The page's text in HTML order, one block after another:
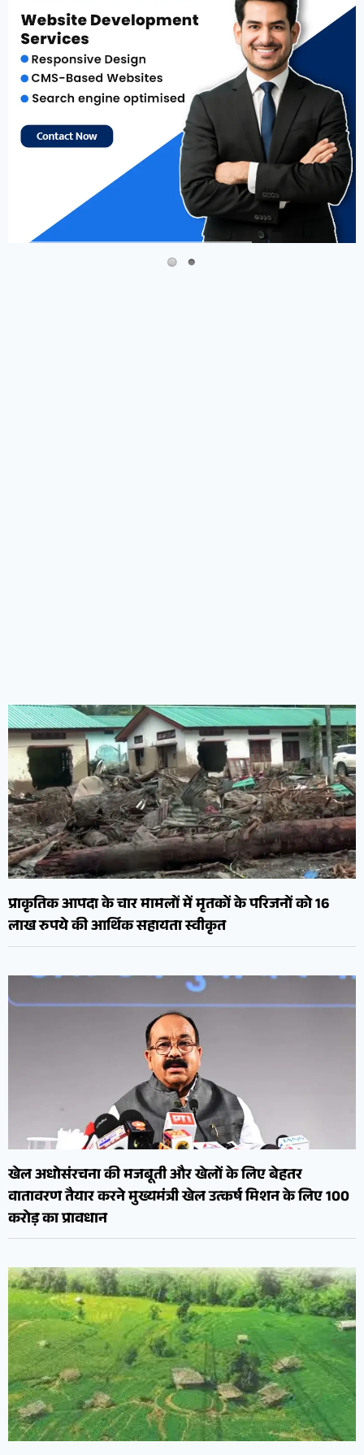
प्राकृतिक आपदा के चार मामलों में मृतकों के परिजनों को 16
लाख रुपये की आर्थिक सहायता स्वीकृत
खेल अधोसंरचना की मजबूती और खेलों के लिए बेहतर
वातावरण तैयार करने मुख्यमंत्री खेल उत्कर्ष मिशन के लिए 100
करोड़ का प्रावधान